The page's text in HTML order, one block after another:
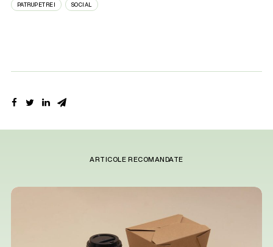
PATRUPETREI SOCIAL
ARTICOLE RECOMANDATE